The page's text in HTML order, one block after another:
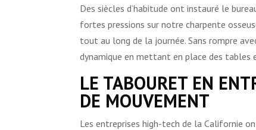
Des siècles d’habitude ont instauré le
fortes pressions sur notre charpente
tout au long de la journée. Sans rompre
dynamique en mettant en place des tables
LE TABOURET EN
DE MOUVEMENT
Les entreprises high-tech de la Californie